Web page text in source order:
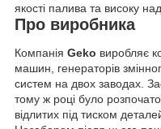
якості палива та високу
Про виробника
Компанія Geko виробляє
машин, генераторів
систем на двох заводах.
тому ж році було
відлитих під тиском